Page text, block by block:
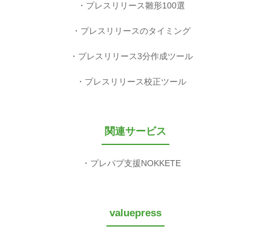
プレスリリース雛形100選
プレスリリースのタイミング
プレスリリース3分作成ツール
プレスリリース校正ツール
関連サービス
プレパブ支援NOKKETE
valuepress